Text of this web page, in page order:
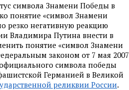
символа Знамени Победы в
понятие «символ Знамени
резко негативную реакцию
Владимира Путина внести в
понятие «символ Знамени
законом от 7 мая 2007
символа победы
Германией в Великой
реликвии России.